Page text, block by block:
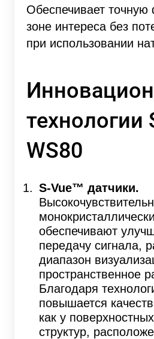
Обеспечивает точную
зоне интереса без
при использовании
технологии
WS80
S-Vue™ датчики.
обеспечивают
передачу сигнала,
диапазон
пространственное
Благодаря
повышается
как у
структур,